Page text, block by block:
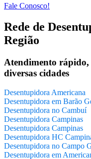
Fale Conosco!
Rede de
Região
Atendimento rápido,
diversas cidades
Desentupidora Americana
Desentupidora em Barão
Desentupidora no Cambuí
Desentupidora Campinas
Desentupidora Campinas
Desentupidora HC
Desentupidora no Campo
Desentupidora em